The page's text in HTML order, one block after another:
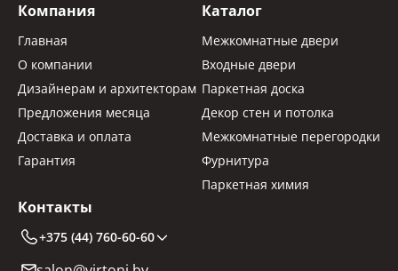
Компания
Главная
О компании
Дизайнерам и архитекторам
Предложения месяца
Доставка и оплата
Гарантия
Каталог
Межкомнатные двери
Входные двери
Паркетная доска
Декор стен и потолка
Межкомнатные перегородки
Фурнитура
Паркетная химия
Контакты
+375 (44) 760-60-60